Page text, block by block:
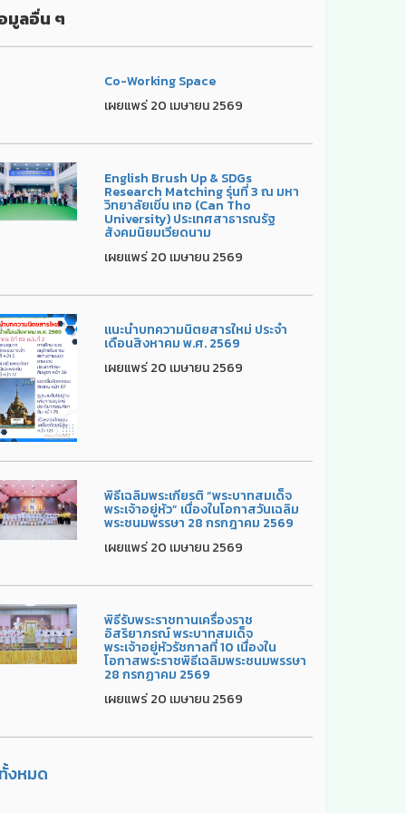
มูลอื่น ๆ
Co-Working Space
เผยแพร่ 20 เมษายน 2569
English Brush Up & SDGs
Research Matching รุ่นที่ 3 ณ มหา
วิทยาลัยเขิ่น เทอ (Can Tho
University) ประเทศสาธารณรัฐ
สังคมนิยมเวียดนาม
เผยแพร่ 20 เมษายน 2569
แนะนำบทความนิตยสารใหม่ ประจำ
เดือนสิงหาคม พ.ศ. 2569
เผยแพร่ 20 เมษายน 2569
พิธีเฉลิมพระเกียรติ “พระบาทสมเด็จ
พระเจ้าอยู่หัว” เนื่องในโอกาสวันเฉลิม
พระชนมพรรษา 28 กรกฎาคม 2569
เผยแพร่ 20 เมษายน 2569
พิธีรับพระราชทานเครื่องราช
อิสริยาภรณ์ พระบาทสมเด็จ
พระเจ้าอยู่หัวรัชกาลที่ 10 เนื่องใน
โอกาสพระราชพิธีเฉลิมพระชนมพรรษา
28 กรกฏาคม 2569
เผยแพร่ 20 เมษายน 2569
งหมด